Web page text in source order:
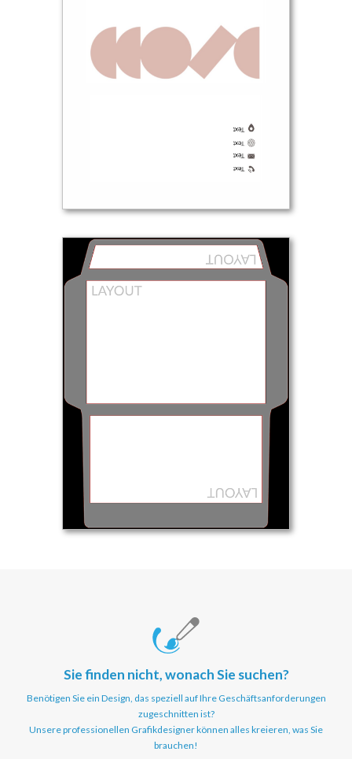
Sie finden nicht, wonach Sie suchen?
Benötigen Sie ein Design, das speziell auf Ihre Geschäftsanforderungen
zugeschnitten ist?
Unsere professionellen Grafikdesigner können alles kreieren, was Sie
brauchen!